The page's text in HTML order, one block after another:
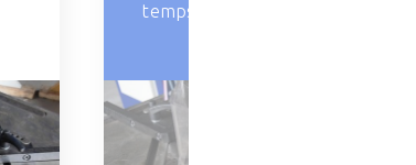
temps et sécurité